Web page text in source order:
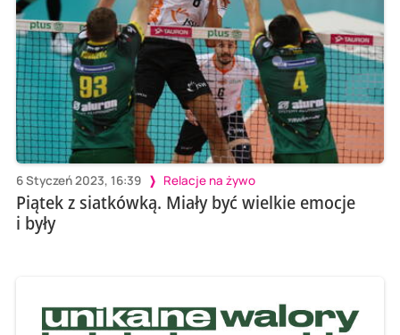
6 Styczeń 2023, 16:39 Relacje na żywo
Piątek z siatkówką. Miały być wielkie emocje
i były